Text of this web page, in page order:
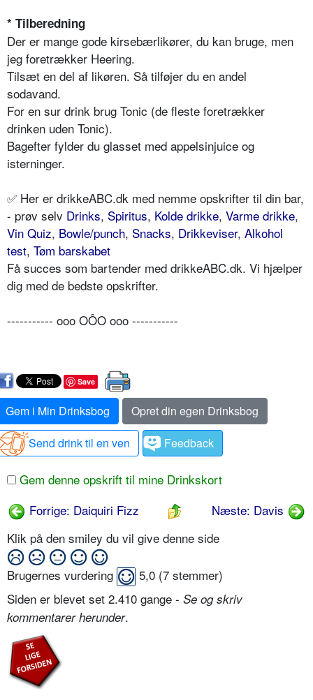
* Tilberedning
Der er mange gode kirsebærlikører, du kan bruge, men
jeg foretrækker Heering.
Tilsæt en del af likøren. Så tilføjer du en andel
sodavand.
For en sur drink brug Tonic (de fleste foretrækker
drinken uden Tonic).
Bagefter fylder du glasset med appelsinjuice og
isterninger.
✅ Her er drikkeABC.dk med nemme opskrifter til din bar,
- prøv selv Drinks, Spiritus, Kolde drikke, Varme drikke,
Vin Quiz, Bowle/punch, Snacks, Drikkeviser, Alkohol
test, Tøm barskabet
Få succes som bartender med drikkeABC.dk. Vi hjælper
dig med de bedste opskrifter.
----------- ooo OÔO ooo -----------
Save
Gem i Min Drinksbog
Opret din egen Drinksbog
Send drink til en ven
Feedback
Gem denne opskrift til mine Drinkskort
Forrige: Daiquiri Fizz
Næste: Davis
Klik på den smiley du vil give denne side
Brugernes vurdering 5,0 (7 stemmer)
Siden er blevet set 2.410 gange - Se og skriv
kommentarer herunder.